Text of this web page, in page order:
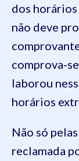
dos
não deve
comprova-
laborou
horários
Não só
reclamada